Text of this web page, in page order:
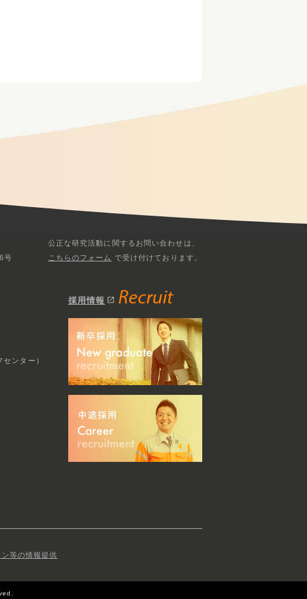
号
公正な研究活動に関するお問い合わせは、
こちらのフォーム で受け付けております。
ンター）
採用情報 open_in_new Recruit
等の情報提供